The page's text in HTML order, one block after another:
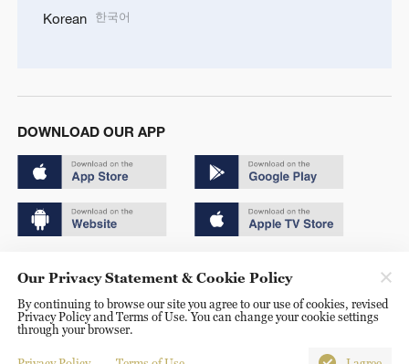
Korean 한국어
DOWNLOAD OUR APP
京ICP备20000184号
京公网安备 11010502050052号
Disinformation report hotline: 010-85061466
Our Privacy Statement & Cookie Policy
By continuing to browse our site you agree to our use of cookies, revised
Privacy Policy and Terms of Use. You can change your cookie settings
through your browser.